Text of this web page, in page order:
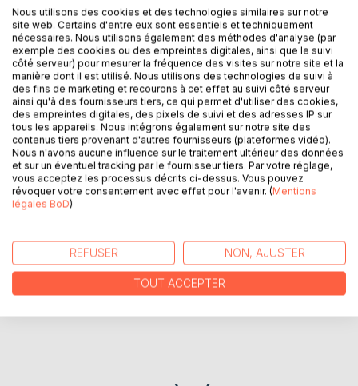
DESCRIPTION
C'est dans un monde sombre que j'apprend à vivre et non
pas seulement exister.
AUTEUR(S)
CRITIQUES PRESSE
Nous utilisons des cookies et des technologies similaires sur notre
site web. Certains d'entre eux sont essentiels et techniquement
nécessaires. Nous utilisons également des méthodes d'analyse (par
exemple des cookies ou des empreintes digitales, ainsi que le suivi
côté serveur) pour mesurer la fréquence des visites sur notre site et la
manière dont il est utilisé. Nous utilisons des technologies de suivi à
des fins de marketing et recourons à cet effet au suivi côté serveur
ainsi qu'à des fournisseurs tiers, ce qui permet d'utiliser des cookies,
des empreintes digitales, des pixels de suivi et des adresses IP sur
tous les appareils. Nous intégrons également sur notre site des
contenus tiers provenant d'autres fournisseurs (plateformes vidéo).
Nous n'avons aucune influence sur le traitement ultérieur des données
et sur un éventuel tracking par le fournisseur tiers. Par votre réglage,
vous acceptez les processus décrits ci-dessus. Vous pouvez
révoquer votre consentement avec effet pour l'avenir. (Mentions
légales BoD)
REFUSER NON, AJUSTER
TOUT ACCEPTER